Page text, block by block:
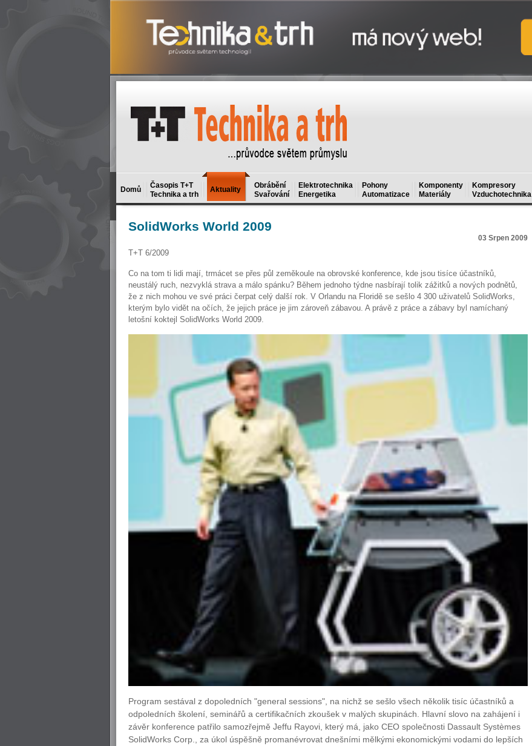
Domů
Časopis T+T
Technika a trh
Aktuality
Obrábění
Svařování
Elektrotechnika
Energetika
Pohony
Automatizace
Komponenty
Materiály
Kompresory
Vzduchotechnika
SolidWorks World 2009
03 Srpen 2009
T+T 6/2009
Co na tom ti lidi mají, trmácet se přes půl zeměkoule na obrovské konference, kde jsou tisíce účastníků,
neustálý ruch, nezvyklá strava a málo spánku? Během jednoho týdne nasbírají tolik zážitků a nových podnětů,
že z nich mohou ve své práci čerpat celý další rok. V Orlandu na Floridě se sešlo 4 300 uživatelů SolidWorks,
kterým bylo vidět na očích, že jejich práce je jim zároveň zábavou. A právě z práce a zábavy byl namíchaný
letošní koktejl SolidWorks World 2009.
Program sestával z dopoledních "general sessions", na nichž se sešlo všech několik tisíc účastníků a
odpoledních školení, seminářů a certifikačních zkoušek v malých skupinách. Hlavní slovo na zahájení i
závěr konference patřilo samozřejmě Jeffu Rayovi, který má, jako CEO společnosti Dassault Systèmes
SolidWorks Corp., za úkol úspěšně promanévrovat dnešními mělkými ekonomickými vodami do lepších